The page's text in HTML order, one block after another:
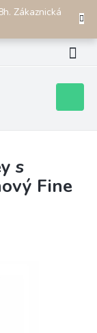
Zákaznická
košík
s
Fine